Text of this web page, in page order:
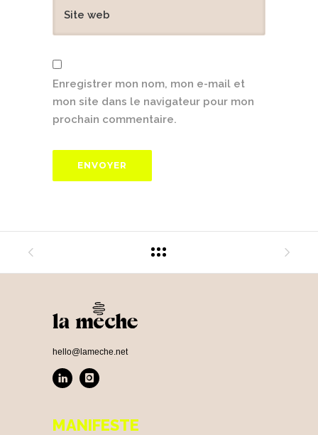
Enregistrer mon nom, mon e-mail et
mon site dans le navigateur pour mon
prochain commentaire.
hello@lameche.net
MANIFESTE